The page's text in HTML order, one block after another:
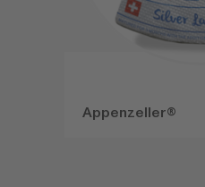
Appenzeller®